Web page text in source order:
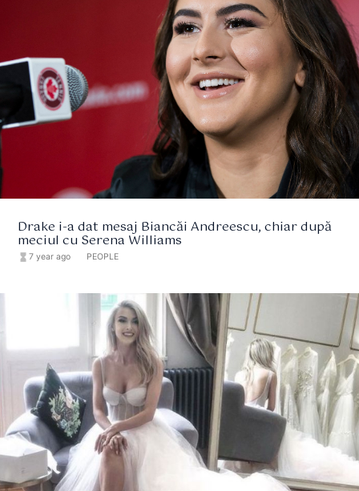
Drake i-a dat mesaj Biancăi Andreescu, chiar după
meciul cu Serena Williams
hourglass_full7 year ago PEOPLE